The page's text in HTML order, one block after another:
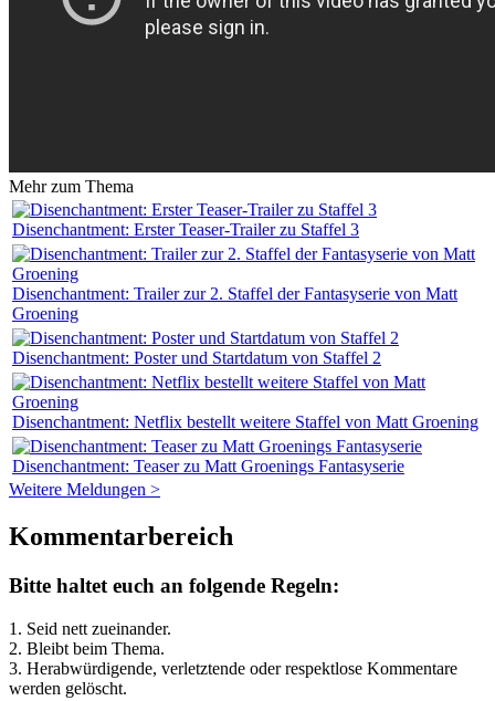
Mehr zum Thema
Disenchantment: Erster Teaser-Trailer zu Staffel 3
Disenchantment: Trailer zur 2. Staffel der Fantasyserie von Matt
Groening
Disenchantment: Poster und Startdatum von Staffel 2
Disenchantment: Netflix bestellt weitere Staffel von Matt Groening
Disenchantment: Teaser zu Matt Groenings Fantasyserie
Weitere Meldungen >
Kommentarbereich
Bitte haltet euch an folgende Regeln:
1. Seid nett zueinander.
2. Bleibt beim Thema.
3. Herabwürdigende, verletztende oder respektlose Kommentare
werden gelöscht.